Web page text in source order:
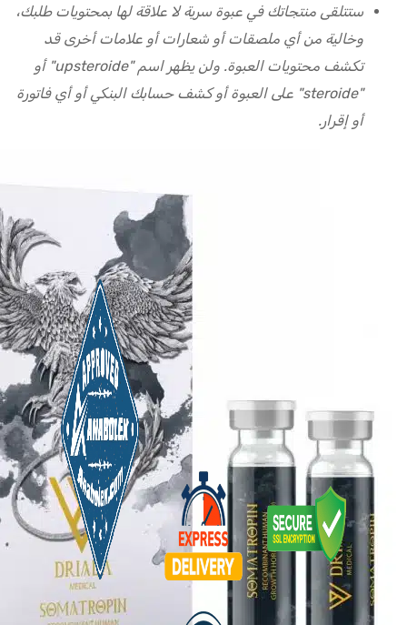
ستتلقى منتجاتك في عبوة سرية لا علاقة لها بمحتويات طلبك،
وخالية من أي ملصقات أو شعارات أو علامات أخرى قد
تكشف محتويات العبوة. ولن يظهر اسم "upsteroide" أو
"steroide" على العبوة أو كشف حسابك البنكي أو أي فاتورة
أو إقرار.